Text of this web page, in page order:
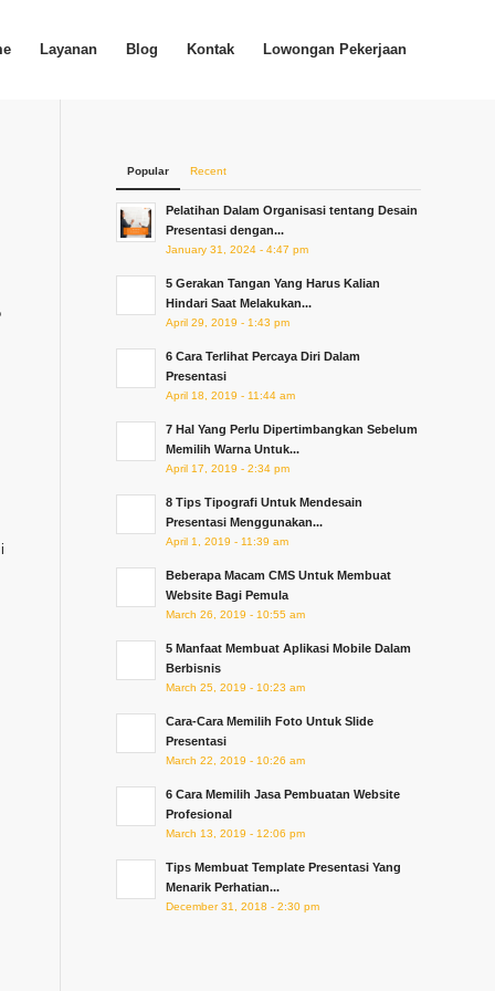
Layanan Blog Kontak Lowongan Pekerjaan
Popular Recent
Pelatihan Dalam Organisasi tentang Desain
Presentasi dengan...
January 31, 2024 - 4:47 pm
5 Gerakan Tangan Yang Harus Kalian
Hindari Saat Melakukan...
April 29, 2019 - 1:43 pm
6 Cara Terlihat Percaya Diri Dalam
Presentasi
April 18, 2019 - 11:44 am
7 Hal Yang Perlu Dipertimbangkan Sebelum
Memilih Warna Untuk...
April 17, 2019 - 2:34 pm
8 Tips Tipografi Untuk Mendesain
Presentasi Menggunakan...
April 1, 2019 - 11:39 am
Beberapa Macam CMS Untuk Membuat
Website Bagi Pemula
March 26, 2019 - 10:55 am
5 Manfaat Membuat Aplikasi Mobile Dalam
Berbisnis
March 25, 2019 - 10:23 am
Cara-Cara Memilih Foto Untuk Slide
Presentasi
March 22, 2019 - 10:26 am
6 Cara Memilih Jasa Pembuatan Website
Profesional
March 13, 2019 - 12:06 pm
Tips Membuat Template Presentasi Yang
Menarik Perhatian...
December 31, 2018 - 2:30 pm